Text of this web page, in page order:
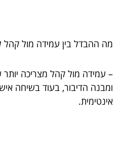
מה ההבדל בין עמידה מול קהל
– עמידה מול קהל מצריכה
ומבנה הדיבור, בעוד בשיחה
אינטימית.